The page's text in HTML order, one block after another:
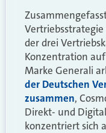
der drei
Konzentration
Marke Generali
der Deutschen
zusammen,
Direkt- und
konzentriert sich